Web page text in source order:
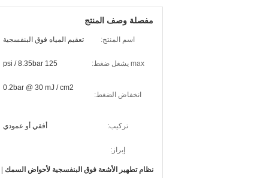
مفصلة وصف المنتج
اسم المنتج: تعقيم المياه فوق البنفسجية
max يشغل ضغط: 125 psi / 8.35bar
انخفاض الضغط:
0.2bar @ 30 mJ / cm2
تركيب: أفقي أو عمودي
إبراز:
نظام تطهير الأشعة فوق البنفسجية لأحواض السمك |